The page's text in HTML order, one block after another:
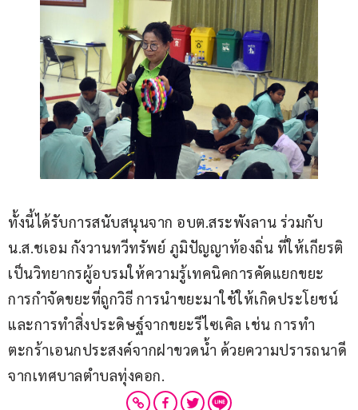
ทั้งนี้ได้รับการสนับสนุนจาก อบต.สระพังลาน ร่วมกับ
น.ส.ชเอม กังวานทวีทรัพย์ ภูมิปัญญาท้องถิ่น ที่ให้เกียรติ
เป็นวิทยากรผู้อบรมให้ความรู้เทคนิคการคัดแยกขยะ
การกำจัดขยะที่ถูกวิธี การนำขยะมาใช้ให้เกิดประโยชน์
และการทำสิ่งประดิษฐ์จากขยะรีไซเคิล เช่น การทำ
ตะกร้าเอนกประสงค์จากฝาขวดน้ำ ด้วยความปรารถนาดี
จากเทศบาลตำบลทุ่งคอก.